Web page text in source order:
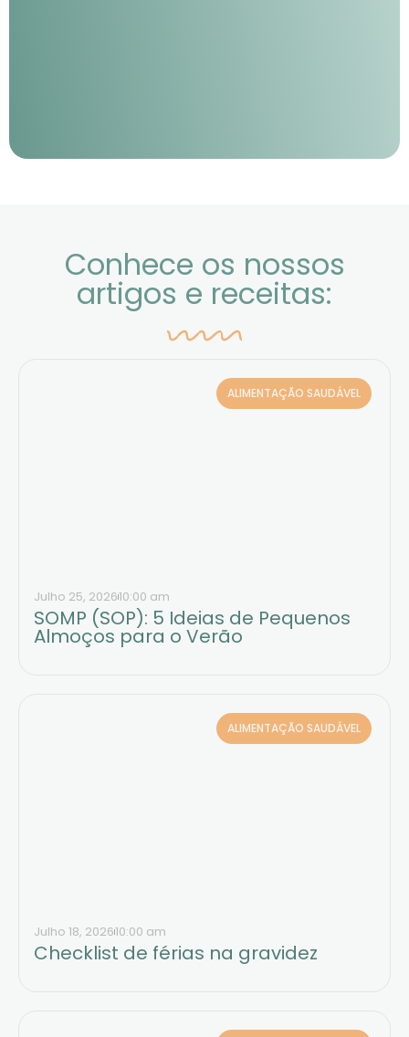
Conhece os nossos
artigos e receitas:
ALIMENTAÇÃO SAUDÁVEL
Julho 25, 202610:00 am
SOMP (SOP): 5 Ideias de Pequenos
Almoços para o Verão
ALIMENTAÇÃO SAUDÁVEL
Julho 18, 202610:00 am
Checklist de férias na gravidez